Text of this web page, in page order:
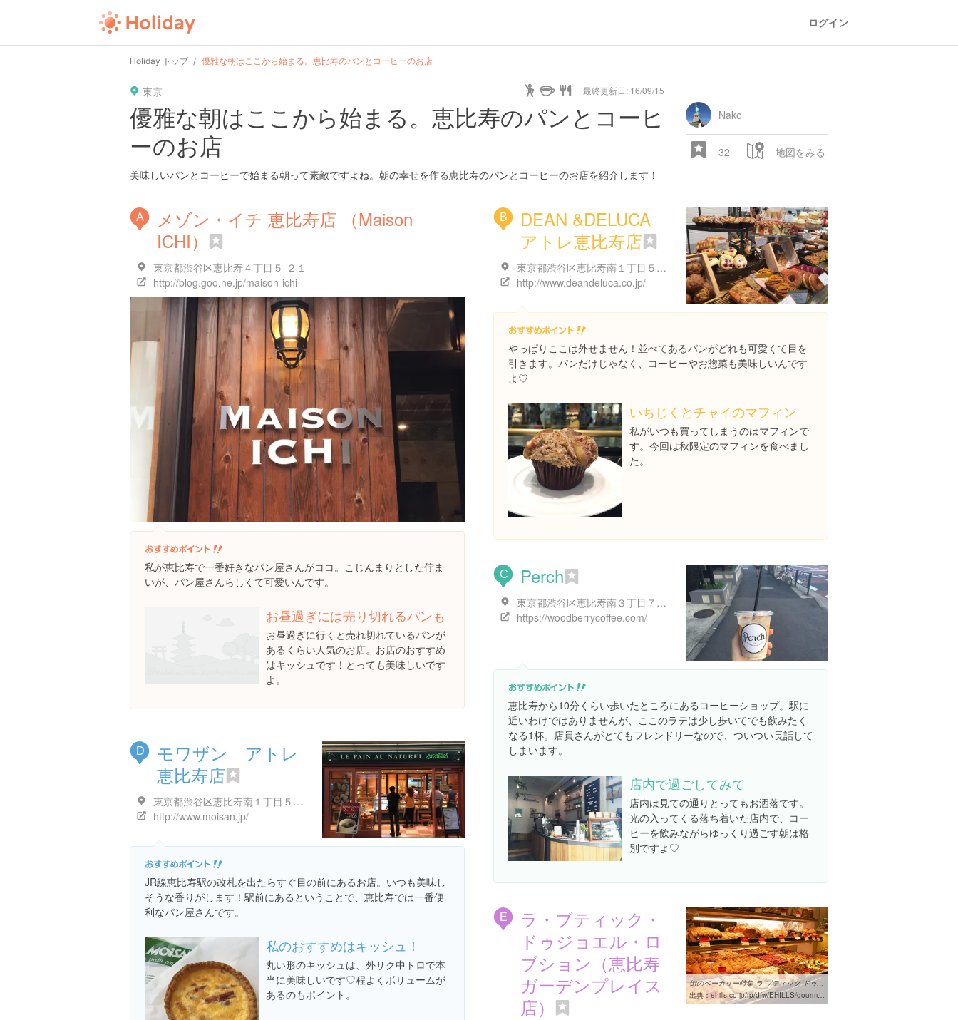
ログイン
Holiday トップ 優雅な朝はここから始まる。恵比寿のパンとコーヒーのお店
東京 最終更新日: 16/09/15
優雅な朝はここから始まる。恵比寿のパンとコーヒ
ーのお店
美味しいパンとコーヒーで始まる朝って素敵ですよね。朝の幸せを作る恵比寿のパンとコーヒーのお店を紹介します！
Nako
32 地図をみる
A
メゾン・イチ 恵比寿店 （Maison
ICHI）
東京都渋谷区恵比寿４丁目５-２１
http://blog.goo.ne.jp/maison-ichi
私が恵比寿で一番好きなパン屋さんがココ。こじんまりとした佇ま
いが、パン屋さんらしくて可愛いんです。
お昼過ぎには売り切れるパンも
お昼過ぎに行くと売れ切れているパンが
あるくらい人気のお店。お店のおすすめ
はキッシュです！とっても美味しいです
よ。
B
DEAN &DELUCA
アトレ恵比寿店
東京都渋谷区恵比寿南１丁目５番地５ アトレ恵比寿 ３F
http://www.deandeluca.co.jp/
やっぱりここは外せません！並べてあるパンがどれも可愛くて目を
引きます。パンだけじゃなく、コーヒーやお惣菜も美味しいんです
よ♡
いちじくとチャイのマフィン
私がいつも買ってしまうのはマフィンで
す。今回は秋限定のマフィンを食べまし
た。
C Perch
東京都渋谷区恵比寿南３丁目７-１ １階
https://woodberrycoffee.com/
恵比寿から10分くらい歩いたところにあるコーヒーショップ。駅に
近いわけではありませんが、ここのラテは少し歩いてでも飲みたく
なる1杯。店員さんがとてもフレンドリーなので、ついつい長話して
しまいます。
店内で過ごしてみて
店内は見ての通りとってもお洒落です。
光の入ってくる落ち着いた店内で、コー
ヒーを飲みながらゆっくり過ごす朝は格
別ですよ♡
D
モワザン アトレ
恵比寿店
東京都渋谷区恵比寿南１丁目５-５
http://www.moisan.jp/
JR線恵比寿駅の改札を出たらすぐ目の前にあるお店。いつも美味し
そうな香りがします！駅前にあるということで、恵比寿では一番便
利なパン屋さんです。
私のおすすめはキッシュ！
丸い形のキッシュは、外サク中トロで本
当に美味しいです♡程よくボリュームが
あるのもポイント。
E
ラ・ブティック・
ドゥジョエル・ロ
ブション（恵比寿
ガーデンプレイス
店）
街のベーカリー特集 ラ ブティック ドゥ ジョエル・ロブション 六本木 ...
出典：ehills.co.jp/rp/dfw/EHILLS/gourmet/bakery/17/index.php